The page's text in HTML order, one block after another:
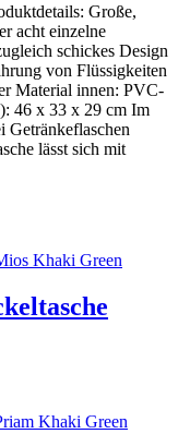
Große,
acht einzelne
schickes Design
von Flüssigkeiten
Material innen: PVC-
46 x 33 x 29 cm Im
Getränkeflaschen
lässt sich mit